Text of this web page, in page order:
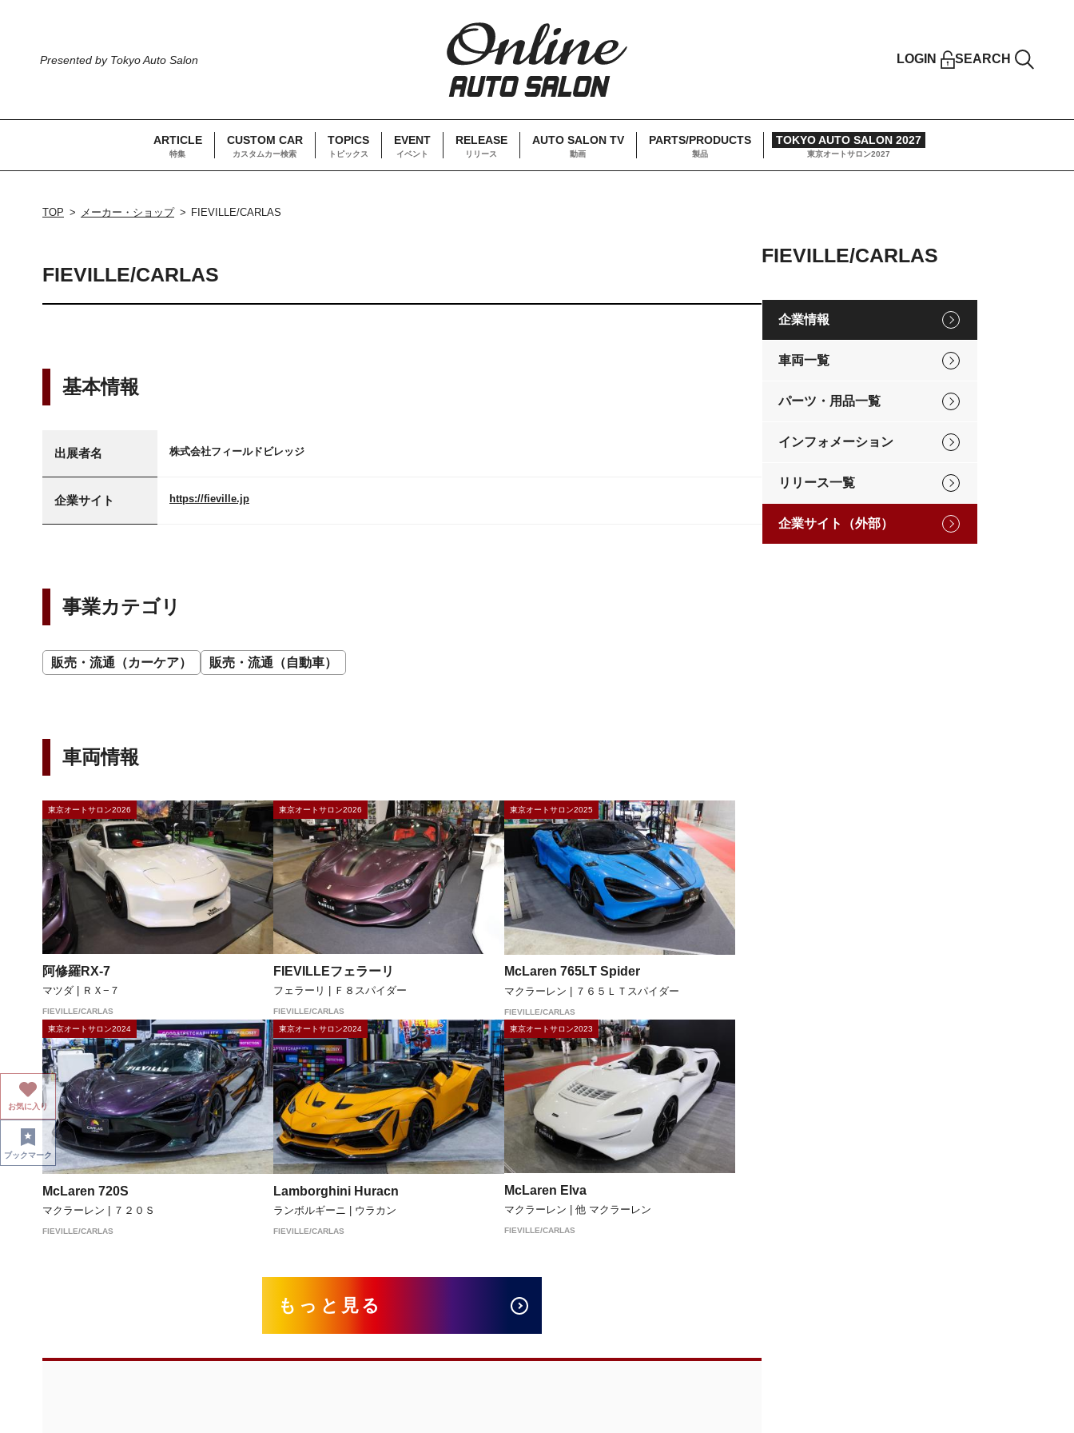
Presented by Tokyo Auto Salon LOGIN SEARCH
ARTICLE
特集
CUSTOM CAR
カスタムカー検索
TOPICS
トピックス
EVENT
イベント
RELEASE
リリース
AUTO SALON TV
動画
PARTS/PRODUCTS
製品
TOKYO AUTO SALON 2027
東京オートサロン2027
TOP メーカー・ショップ FIEVILLE/CARLAS
FIEVILLE/CARLAS
基本情報
出展者名 株式会社フィールドビレッジ
企業サイト https://fieville.jp
事業カテゴリ
販売・流通（カーケア） 販売・流通（自動車）
車両情報
東京オートサロン2026
阿修羅RX-7
マツダ | ＲＸ−７
FIEVILLE/CARLAS
東京オートサロン2026
FIEVILLEフェラーリ
フェラーリ | Ｆ８スパイダー
FIEVILLE/CARLAS
東京オートサロン2025
McLaren 765LT Spider
マクラーレン | ７６５ＬＴスパイダー
FIEVILLE/CARLAS
東京オートサロン2024
McLaren 720S
マクラーレン | ７２０Ｓ
FIEVILLE/CARLAS
東京オートサロン2024
Lamborghini Huracn
ランボルギーニ | ウラカン
FIEVILLE/CARLAS
東京オートサロン2023
McLaren Elva
マクラーレン | 他 マクラーレン
FIEVILLE/CARLAS
もっと見る
FIEVILLE/CARLAS
企業情報
車両一覧
パーツ・用品一覧
インフォメーション
リリース一覧
企業サイト（外部）
お気に入り
ブックマーク